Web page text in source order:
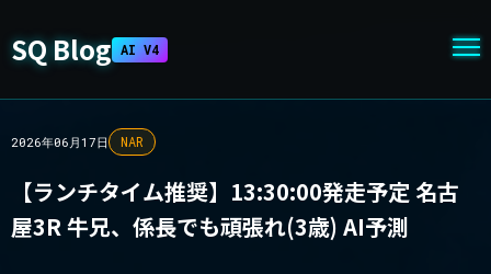
SQ Blog AI V4
2026年06月17日 NAR
【ランチタイム推奨】13:30:00発走予定 名古
屋3R 牛兄、係長でも頑張れ(3歳) AI予測